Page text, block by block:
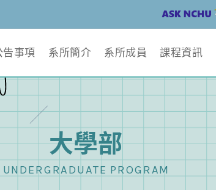
告事項 系所簡介 系所成員 課程資訊
大學部
UNDERGRADUATE PROGRAM